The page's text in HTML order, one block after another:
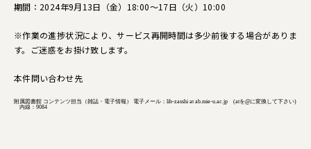
期間：2024年9月13日（金）18:00～17日（火）10:00
※作業の進捗状況により、サービス再開時間は多少前後する場合がありま
す。ご迷惑をお掛け致します。
本件問い合わせ先
附属図書館 コンテンツ担当（雑誌・電子情報） 電子メール：lib-zasshi at ab.mie-u.ac.jp (atを@に変換して下さい)
内線：9084